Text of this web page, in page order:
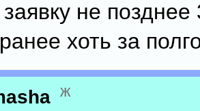
не
хоть за
ж